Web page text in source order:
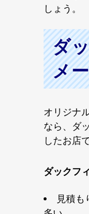
しょう。
ダ
メ
オリジナ
なら、ダ
したお店
ダックフ
見積も